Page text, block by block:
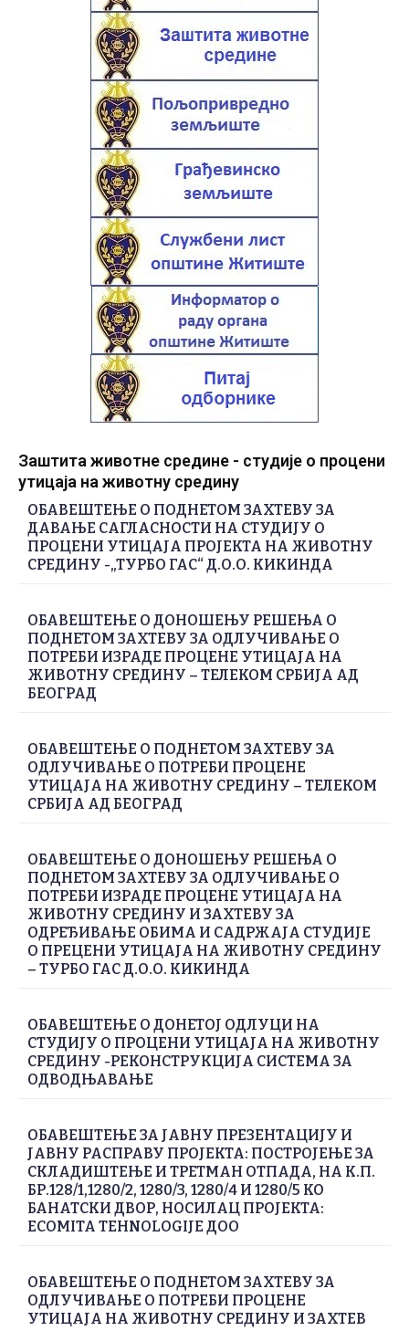
Заштита животне средине - студије о процени
утицаја на животну средину
ОБАВЕШТЕЊЕ О ПОДНЕТОМ ЗАХТЕВУ ЗА
ДАВАЊЕ САГЛАСНОСТИ НА СТУДИЈУ О
ПРОЦЕНИ УТИЦАЈА ПРОЈЕКТА НА ЖИВОТНУ
СРЕДИНУ -„ТУРБО ГАС“ Д.О.О. КИКИНДА
ОБАВЕШТЕЊЕ О ДОНОШЕЊУ РЕШЕЊА О
ПОДНЕТОМ ЗАХТЕВУ ЗА ОДЛУЧИВАЊЕ О
ПОТРЕБИ ИЗРАДЕ ПРОЦЕНЕ УТИЦАЈА НА
ЖИВОТНУ СРЕДИНУ – ТЕЛЕКОМ СРБИЈА АД
БЕОГРАД
ОБАВЕШТЕЊЕ О ПОДНЕТОМ ЗАХТЕВУ ЗА
ОДЛУЧИВАЊЕ О ПОТРЕБИ ПРОЦЕНЕ
УТИЦАЈА НА ЖИВОТНУ СРЕДИНУ – ТЕЛЕКОМ
СРБИЈА АД БЕОГРАД
ОБАВЕШТЕЊЕ О ДОНОШЕЊУ РЕШЕЊА О
ПОДНЕТОМ ЗАХТЕВУ ЗА ОДЛУЧИВАЊЕ О
ПОТРЕБИ ИЗРАДЕ ПРОЦЕНЕ УТИЦАЈА НА
ЖИВОТНУ СРЕДИНУ И ЗАХТЕВУ ЗА
ОДРЕЂИВАЊЕ ОБИМА И САДРЖАЈА СТУДИЈЕ
О ПРЕЦЕНИ УТИЦАЈА НА ЖИВОТНУ СРЕДИНУ
– ТУРБО ГАС Д.О.О. КИКИНДА
ОБАВЕШТЕЊЕ О ДОНЕТОЈ ОДЛУЦИ НА
СТУДИЈУ О ПРОЦЕНИ УТИЦАЈА НА ЖИВОТНУ
СРЕДИНУ -РЕКОНСТРУКЦИЈА СИСТЕМА ЗА
ОДВОДЊАВАЊЕ
ОБАВЕШТЕЊE ЗА ЈАВНУ ПРЕЗЕНТАЦИЈУ И
ЈАВНУ РАСПРАВУ ПРОЈЕКТА: ПОСТРОЈЕЊЕ ЗА
СКЛАДИШТЕЊЕ И ТРЕТМАН ОТПАДА, НА К.П.
БР.128/1,1280/2, 1280/3, 1280/4 И 1280/5 КО
БАНАТСКИ ДВОР, НОСИЛАЦ ПРОЈЕКТА:
ECOMITA TEHNOLOGIJE ДОО
ОБАВЕШТЕЊЕ О ПОДНЕТОМ ЗАХТЕВУ ЗА
ОДЛУЧИВАЊЕ О ПОТРЕБИ ПРОЦЕНЕ
УТИЦАЈА НА ЖИВОТНУ СРЕДИНУ И ЗАХТЕВ